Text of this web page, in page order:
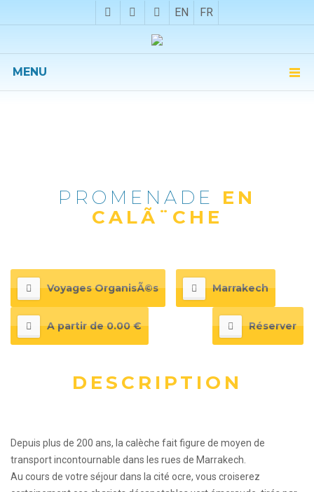
EN FR
MENU
PROMENADE
EN
CALÃ¨CHE
Voyages OrganisÃ©s Marrakech
A partir de 0.00 € Réserver
DESCRIPTION
Depuis plus de 200 ans, la calèche fait figure de moyen de
transport incontournable dans les rues de Marrakech.
Au cours de votre séjour dans la cité ocre, vous croiserez